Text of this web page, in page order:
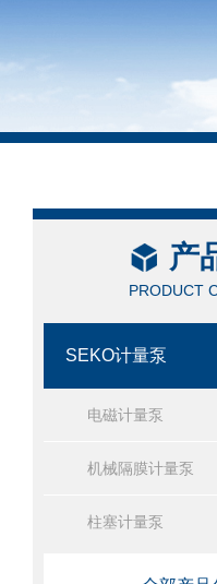
产
PRODUCT
SEKO计量泵
电磁计量泵
机械隔膜计量泵
柱塞计量泵